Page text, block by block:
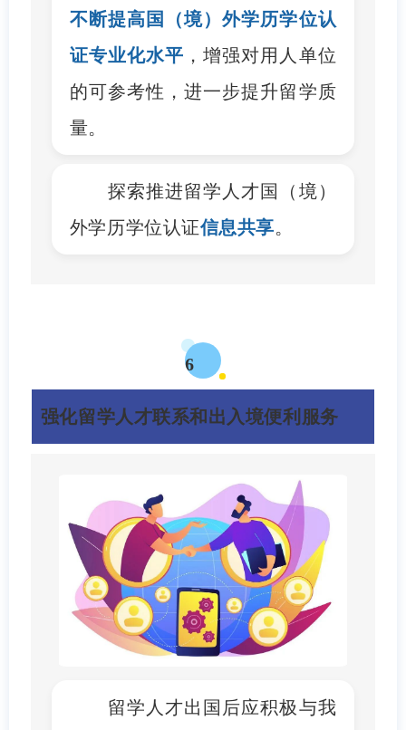
不断提高国（境）外学历学位认
证专业化水平 ，增强对用人单位
的可参考性，进一步提升留学质
量。
探索推进留学人才国（境）
外学历学位认证信息共享。
6
强化留学人才联系和出入境便利服务
留学人才出国后应积极与我